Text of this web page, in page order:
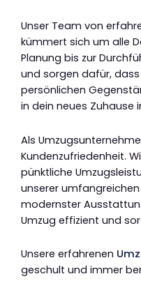
Unser Team von
kümmert sich um alle
Planung bis zur
und sorgen dafür,
persönlichen
in dein neues Zuhause
Als
Kundenzufriedenheit.
pünktliche
unserer
modernster
Umzug effizient und
Unsere erfahrenen
geschult und immer